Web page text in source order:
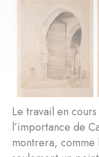
Le travail en
l’importance de
montrera, comme